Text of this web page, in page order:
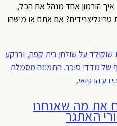
הורמון אחד מנהל את הכל,
אם אתם או מישהו
את מה שאנחנו
האתגר